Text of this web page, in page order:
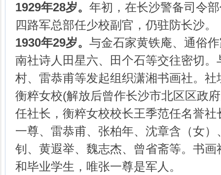
1929年28岁。 年初，在长沙警备司令
四路军总部任少校副官，仍驻防长沙。
1930年29岁。 与金石家黄铁庵、通俗
南社诗人田星六、田个石等交往密切
村、雷恭甫等发起组织潇湘书画社。
衡粹女校(解放后曾作长沙市北区区政
任社长，衡粹女校校长王季范任名誉
一尊、雷恭甫、张柏年、沈章含（女
钊、黄遐举、魏志杰、曾省斋等。书
和毕业学生，唯张一尊是军人。